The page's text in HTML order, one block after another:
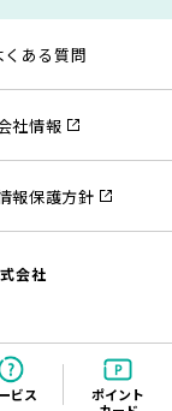
ビス
ポイント
くある質問
社情報
報保護方針
会社